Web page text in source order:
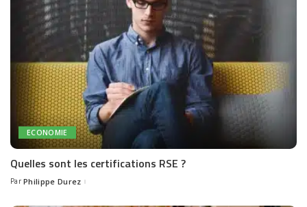
ECONOMIE
Quelles sont les certifications RSE ?
Posted
Par Philippe Durez